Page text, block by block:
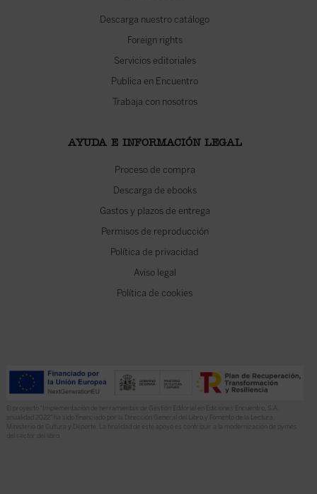
Descarga nuestro catálogo
Foreign rights
Servicios editoriales
Publica en Encuentro
Trabaja con nosotros
AYUDA E INFORMACIÓN LEGAL
Proceso de compra
Descarga de ebooks
Gastos y plazos de entrega
Permisos de reproducción
Política de privacidad
Aviso legal
Política de cookies
El proyecto “Implementación de herramientas de Gestión Editorial en Ediciones Encuentro, S.A.
anualidad 2022” ha sido financiado por la Dirección General del Libro y Fomento de la Lectura,
Ministerio de Cultura y Deporte. La finalidad de este apoyo es contribuir a la modernización de pymes
del sector del libro.